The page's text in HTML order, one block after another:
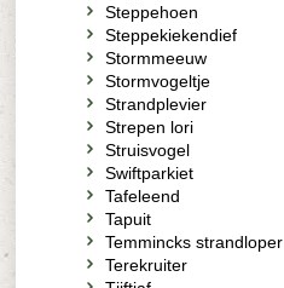
Steppehoen
Steppekiekendief
Stormmeeuw
Stormvogeltje
Strandplevier
Strepen lori
Struisvogel
Swiftparkiet
Tafeleend
Tapuit
Temmincks strandloper
Terekruiter